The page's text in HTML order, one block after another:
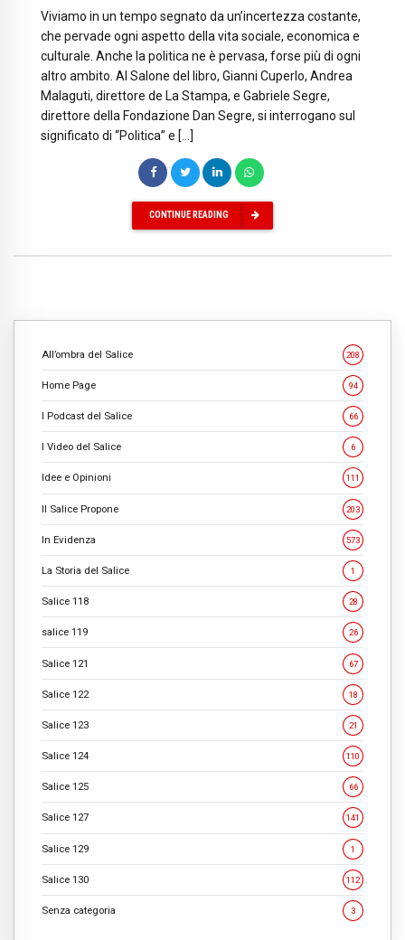
Viviamo in un tempo segnato da un’incertezza costante,
che pervade ogni aspetto della vita sociale, economica e
culturale. Anche la politica ne è pervasa, forse più di ogni
altro ambito. Al Salone del libro, Gianni Cuperlo, Andrea
Malaguti, direttore de La Stampa, e Gabriele Segre,
direttore della Fondazione Dan Segre, si interrogano sul
significato di “Politica” e […]
CONTINUE READING
All’ombra del Salice 208
Home Page 94
I Podcast del Salice 66
I Video del Salice 6
Idee e Opinioni 111
Il Salice Propone 203
In Evidenza 573
La Storia del Salice 1
Salice 118 28
salice 119 26
Salice 121 67
Salice 122 18
Salice 123 21
Salice 124 110
Salice 125 66
Salice 127 141
Salice 129 1
Salice 130 112
Senza categoria 3